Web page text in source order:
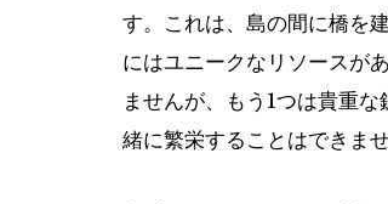
す。これは、島の間に橋を
にはユニークなリソースが
ませんが、もう1つは貴重
緒に繁栄することはできませ